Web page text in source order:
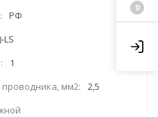
0
РФ
LS
1
мм2: 2,5